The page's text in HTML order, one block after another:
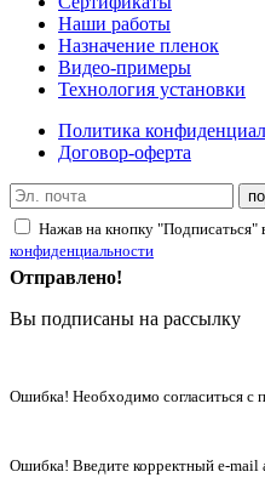
Наши работы
Назначение пленок
Видео-примеры
Технология установки
Политика
Договор-оферта
Нажав на кнопку "Подписаться"
конфиденциальности
Отправлено!
Вы подписаны на рассылку
Ошибка! Необходимо согласиться с
Ошибка! Введите корректный e-mail